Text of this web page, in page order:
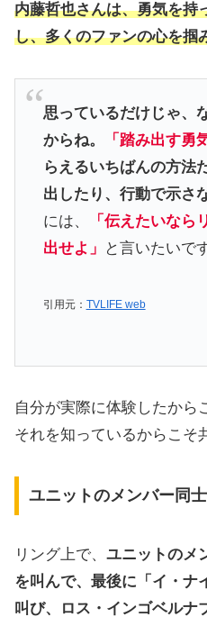
内藤哲也さんは、勇気を持
し、多くのファンの心を掴
思っているだけじゃ、
からね。
「踏み出す勇
らえるいちばんの方法
出したり、行動で示さ
には、
「伝えたいなら
出せよ」
と言いたいです
引用元： TVLIFE web
自分が実際に体験したから
それを知っているからこそ
ユニットのメンバー同
リング上で、 ユニットのメ
を叫んで、最後に「イ・ナ
叫び、ロス・インゴベルナ